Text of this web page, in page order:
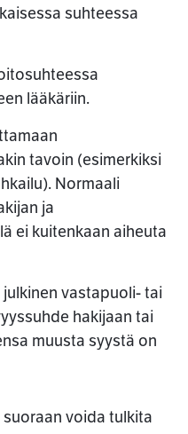
suhteessa
lääkäriin.
tavoin (esimerkiksi
Normaali
ja
ei kuitenkaan aiheuta
vastapuoli- tai
hakijaan tai
muusta syystä on
voida tulkita